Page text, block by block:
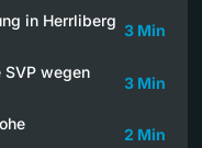
in Herrliberg
3 Min
wegen
3 Min
2 Min